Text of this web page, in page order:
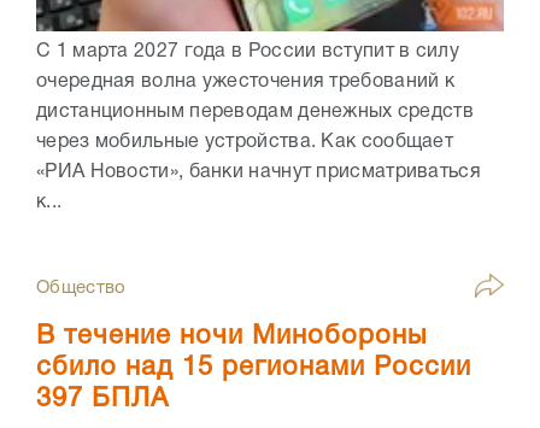
С 1 марта 2027 года в России вступит в силу
очередная волна ужесточения требований к
дистанционным переводам денежных средств
через мобильные устройства. Как сообщает
«РИА Новости», банки начнут присматриваться
к...
Общество
В течение ночи Минобороны
сбило над 15 регионами России
397 БПЛА